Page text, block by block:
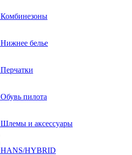
Комбинезоны
Нижнее белье
Перчатки
Обувь пилота
Шлемы и аксессуары
HANS/HYBRID